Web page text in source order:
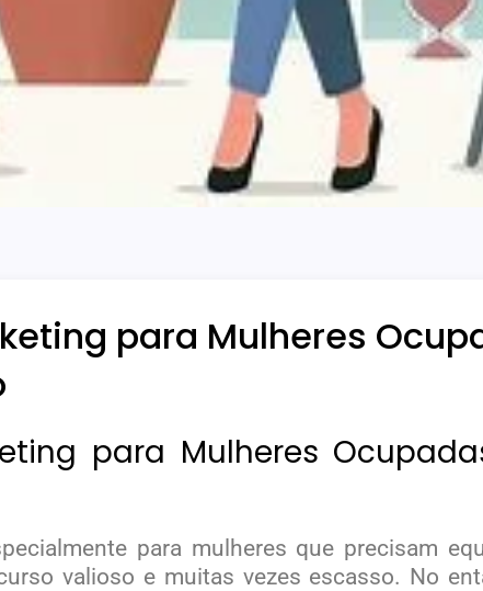
para Mulheres
para Mulheres
para mulheres que precisam
valioso e muitas vezes escasso. No